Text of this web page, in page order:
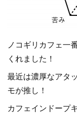
ノコギリカフェ一
くれました！
最近は濃厚なアタ
モが推し！
カフェインドープ